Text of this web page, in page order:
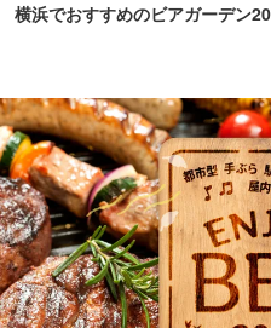
横浜でおすすめのビアガーデン